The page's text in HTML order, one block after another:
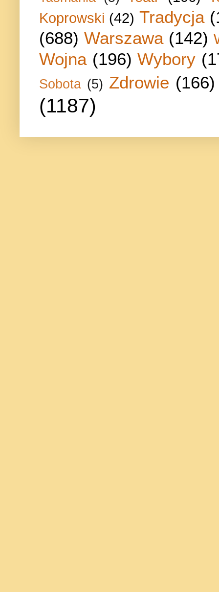
Koprowski (42) Tradycja
(688) Warszawa (142)
Wojna (196) Wybory
Sobota (5) Zdrowie (166)
(1187)